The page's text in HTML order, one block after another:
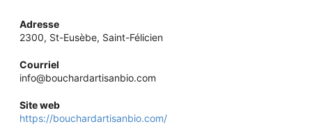
Adresse
2300, St-Eusèbe, Saint-Félicien
Courriel
info@bouchardartisanbio.com
Site web
https://bouchardartisanbio.com/